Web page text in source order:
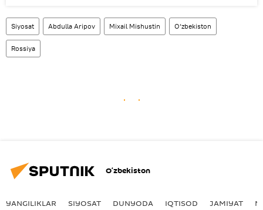
Siyosat Abdulla Aripov Mixail Mishustin O‘zbekiston
Rossiya
O‘zbekiston
YANGILIKLAR SIYOSAT DUNYODA IQTISOD JAMIYAT